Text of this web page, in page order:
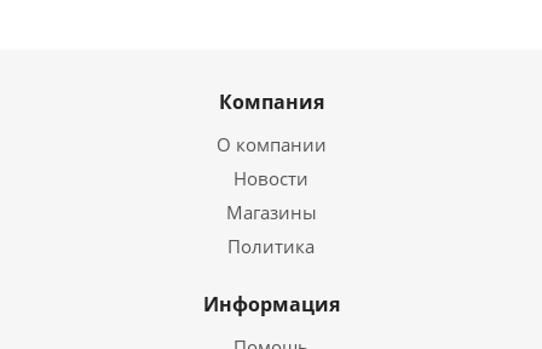
Компания
О компании
Новости
Магазины
Политика
Информация